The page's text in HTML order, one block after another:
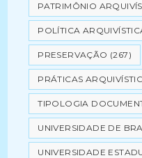
PATRIMÔNIO
POLÍTICA
PRESERVAÇÃO (267)
PRÁTICAS
TIPOLOGIA
UNIVERSIDADE DE
UNIVERSIDADE